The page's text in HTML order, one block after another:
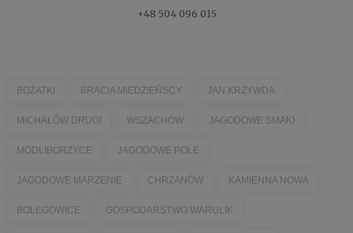
+48 504 096 015
BOŻATKI BRACIA MIEDZIEŃSCY JAN KRZYWDA
MICHAŁÓW DRUGI WSZACHÓW JAGODOWE SMAKI
MODLIBORZYCE JAGODOWE POLE
JAGODOWE MARZENIE CHRZANÓW KAMIENNA NOWA
BOLEGOWICE GOSPODARSTWO WARULIK